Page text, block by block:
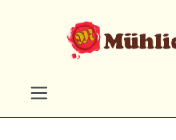
Zum Hauptinhalt springen